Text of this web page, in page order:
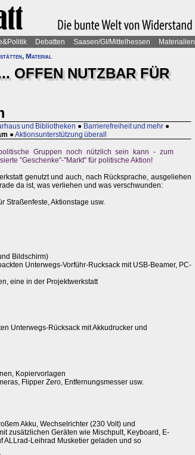
Debatten Saasen/GI/Mittelhessen Materialien
Material
OFFEN NUTZBAR FÜR
und Bibliotheken ● Barrierefreiheit und mehr ●
●Aktionsunterstützung überall
Gruppen noch nützlich sein kann - zum
"Geschenke"-"Markt" für politische Aktion!
genutzt und auch, nach Rücksprache, ausgeliehen
da ist, was verliehen und was verschwunden:
Straßenfeste, Aktionstage usw.
Bildschirm)
Unterwegs-Vorführ-Rucksack mit USB-Beamer, PC-
eine in der Projektwerkstatt
Unterwegs-Rücksack mit Akkudrucker und
Kopiervorlagen
Flipper Zero, Entfernungsmesser usw.
Akku, Wechselrichter (230 Volt) und
zusätzlichen Geräten wie Mischpult, Keyboard, E-
ALLrad-Leihrad Musketier geladen und so